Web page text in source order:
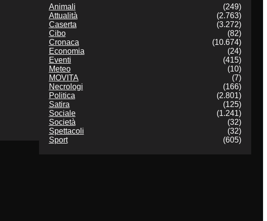
Animali
(249)
Attualità
(2.763)
Caserta
(3.272)
Cibo
(82)
Cronaca
(10.674)
Economia
(24)
Eventi
(415)
Meteo
(10)
MOVITA
(7)
Necrologi
(166)
Politica
(2.801)
Satira
(125)
Sociale
(1.241)
Società
(32)
Spettacoli
(32)
Sport
(605)